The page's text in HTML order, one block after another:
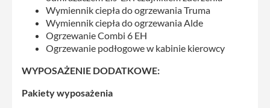
Wymiennik ciepła do ogrzewania Truma
Wymiennik ciepła do ogrzewania Alde
Ogrzewanie Combi 6 EH
Ogrzewanie podłogowe w kabinie kierowcy
WYPOSAŻENIE DODATKOWE:
Pakiety wyposażenia